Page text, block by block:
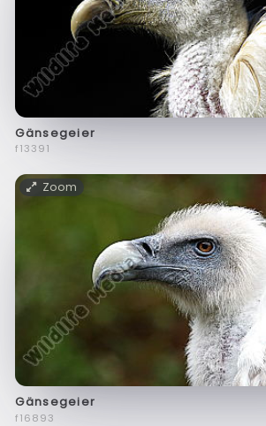
Gänsegeier
f13391
Zoom
Gänsegeier
f16893